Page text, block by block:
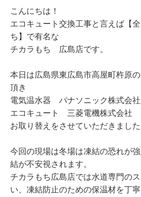
こんにちは！
エコキュート交換工事と言えば【
ち】で有名な
チカラもち 広島店です。
本日は広島県東広島市高屋町杵原
頂き
電気温水器 パナソニック株式会社
エコキュート 三菱電機株式会社
お取り替えをさせていただきました
今回の現場は冬場は凍結の恐れが
結が不安視されます。
チカラもち広島店では水道専門の
い、凍結防止のための保温材を丁寧